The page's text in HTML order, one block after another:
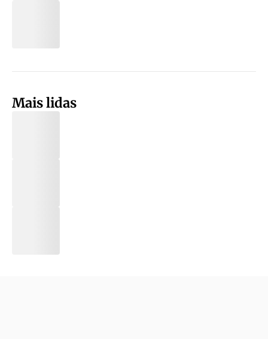
Mais lidas